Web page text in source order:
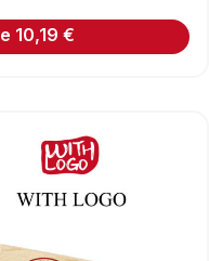
10,19 €